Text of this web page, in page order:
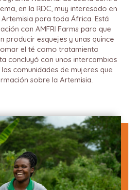
en la RDC, muy interesado en
para toda África. Está
con AMFRI Farms para que
producir esquejes y unas quince
el té como tratamiento
concluyó con unos intercambios
comunidades de mujeres que
sobre la Artemisia.